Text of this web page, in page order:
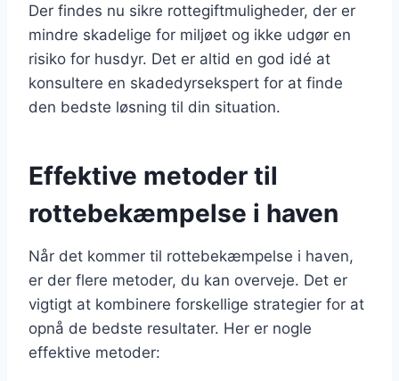
Der findes nu sikre rottegiftmuligheder, der er
mindre skadelige for miljøet og ikke udgør en
risiko for husdyr. Det er altid en god idé at
konsultere en skadedyrsekspert for at finde
den bedste løsning til din situation.
Effektive metoder til
rottebekæmpelse i haven
Når det kommer til rottebekæmpelse i haven,
er der flere metoder, du kan overveje. Det er
vigtigt at kombinere forskellige strategier for at
opnå de bedste resultater. Her er nogle
effektive metoder: